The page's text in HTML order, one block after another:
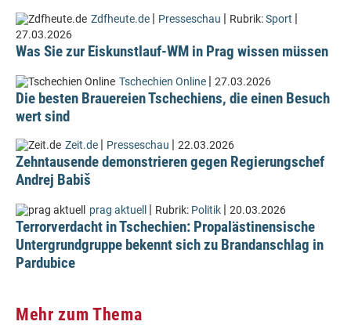
Zdfheute.de | Presseschau | Rubrik:Sport |
27.03.2026
Was Sie zur Eiskunstlauf-WM in Prag wissen müssen
Tschechien Online | 27.03.2026
Die besten Brauereien Tschechiens, die einen Besuch
wert sind
Zeit.de | Presseschau | 22.03.2026
Zehntausende demonstrieren gegen Regierungschef
Andrej Babiš
prag aktuell | Rubrik: Politik | 20.03.2026
Terrorverdacht in Tschechien: Propalästinensische
Untergrundgruppe bekennt sich zu Brandanschlag in
Pardubice
Mehr zum Thema